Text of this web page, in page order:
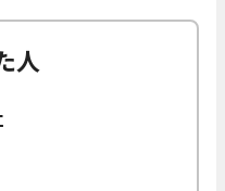
人